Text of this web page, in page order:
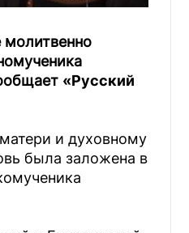
молитвенно
«Русский
и духовному
была заложена в